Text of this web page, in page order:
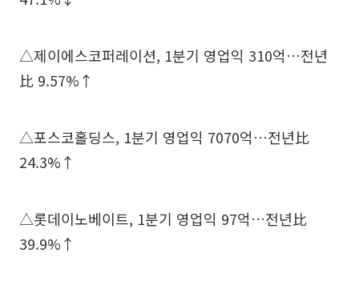
△제이에스코퍼레이션, 1분기 영업익 310억…전년
比 9.57%↑
△포스코홀딩스, 1분기 영업익 7070억…전년比
24.3%↑
△롯데이노베이트, 1분기 영업익 97억…전년比
39.9%↑